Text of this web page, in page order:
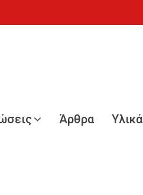
Άρθρα Υλικά